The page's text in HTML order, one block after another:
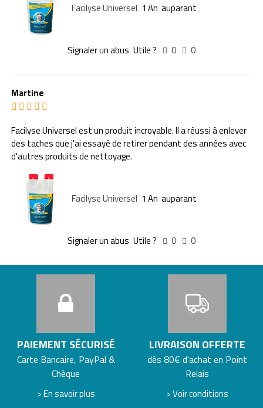
Facilyse Universel 1 An auparant
Signaler un abus Utile ? 0 0
Martine
Facilyse Universel est un produit incroyable. Il a réussi à enlever
des taches que j'ai essayé de retirer pendant des années avec
d'autres produits de nettoyage.
Facilyse Universel 1 An auparant
Signaler un abus Utile ? 0 0
PAIEMENT SÉCURISÉ
Carte Bancaire, PayPal &
Chèque
> En savoir plus
LIVRAISON OFFERTE
dès 80€ d'achat en Point
Relais
> Voir conditions